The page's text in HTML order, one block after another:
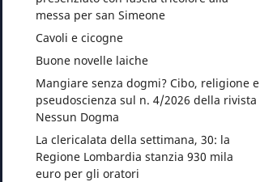
messa per san Simeone
Cavoli e cicogne
Buone novelle laiche
Mangiare senza dogmi? Cibo, religione e
pseudoscienza sul n. 4/2026 della rivista
Nessun Dogma
La clericalata della settimana, 30: la
Regione Lombardia stanzia 930 mila
euro per gli oratori